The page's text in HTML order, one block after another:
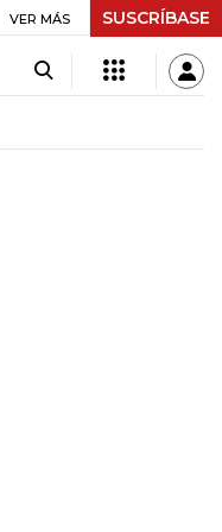
+0,98% UVR $ 416,96
VER MÁS SUSCRÍBASE